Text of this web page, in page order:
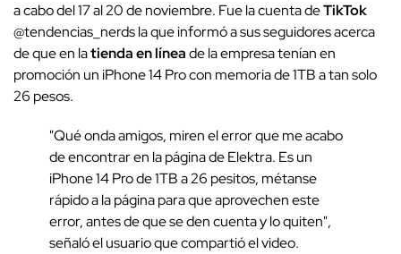
a cabo del 17 al 20 de noviembre. Fue la cuenta deTikTok
@tendencias_nerds la que informó a sus seguidores acerca
de que en latienda en líneade la empresa tenían en
promoción un iPhone 14 Pro con memoria de 1TB a tan solo
26 pesos.
"Qué onda amigos, miren el error que me acabo
de encontrar en la página de Elektra. Es un
iPhone 14 Pro de 1TB a 26 pesitos, métanse
rápido a la página para que aprovechen este
error, antes de que se den cuenta y lo quiten",
señaló el usuario que compartió el video.